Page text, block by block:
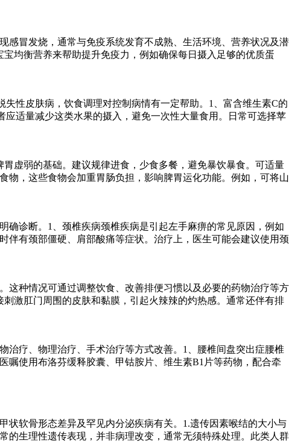
感冒发烧，通常与免疫系统发育不成熟、生活环境、营养状况及潜
均衡营养来帮助提升免疫力，例如确保每日摄入足够的优质蛋
性皮肤病，饮食调理对控制病情有一定帮助。1、富含维生素C的
适量减少这类水果的摄入，避免一次性大量食用。日常可选择苹
虚弱的基础。建议规律进食，少食多餐，避免暴饮暴食。可适量
物，这些食物会加重胃肠负担，影响脾胃运化功能。例如，可将山
确诊断。1、颈椎疾病颈椎疾病是引起左手麻痹的常见原因，例如
伴有颈部僵硬、肩部酸痛等症状。治疗上，医生可能会建议使用颈
这种情况可通过调整饮食、改善排便习惯以及必要的药物治疗等方
激肛门周围的皮肤和黏膜，引起火辣辣的灼热感。通常还伴有排
治疗、物理治疗、手术治疗等方式改善。1、腰椎间盘突出症腰椎
嘱使用布洛芬缓释胶囊、甲钴胺片、维生素B1片等药物，配合牵
状软骨形态差异及罕见内分泌疾病有关。1.遗传因素喉结的大小与
的生理性遗传表现，并非病理改变，通常无须特殊处理。此类人群